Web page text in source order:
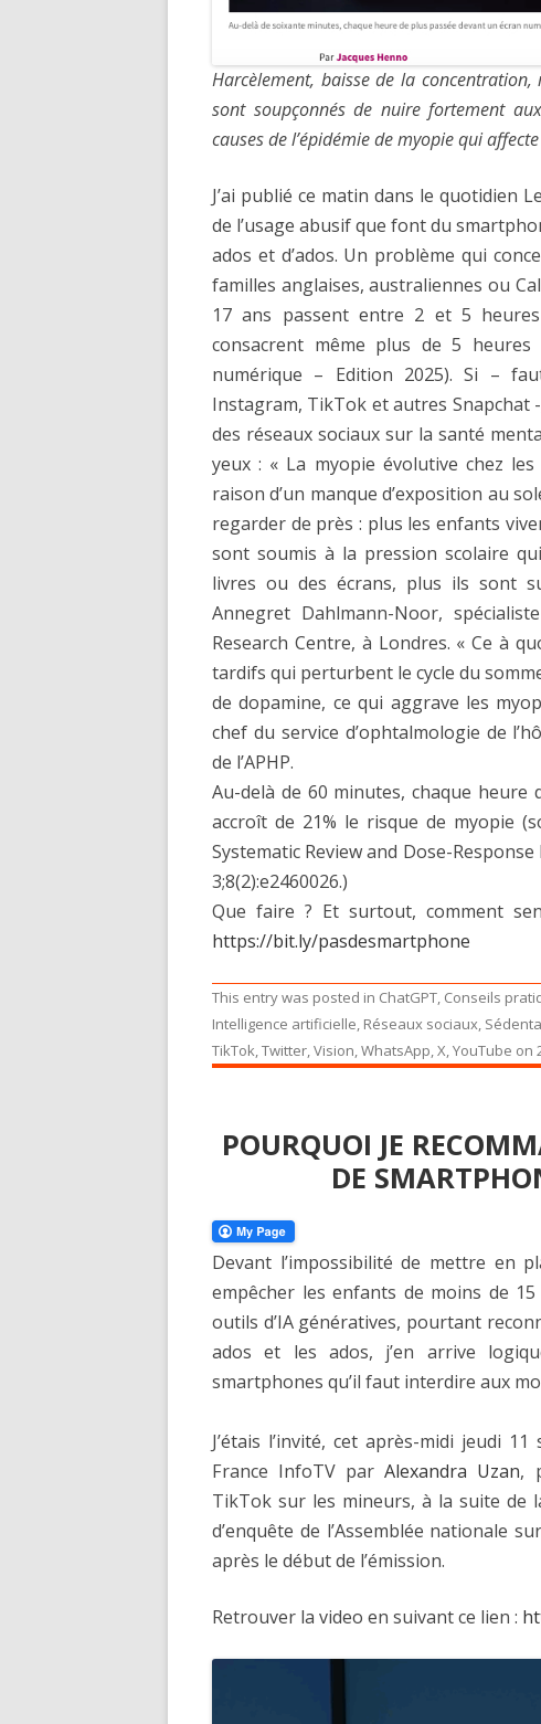
Harcèlement, baisse de la
sont soupçonnés de nuire fortement
causes de l’épidémie de myopie qui
J’ai publié ce matin dans le quotidien
de l’usage abusif que font du
ados et d’ados. Un problème qui
familles anglaises, australiennes ou
17 ans passent entre 2 et 5
consacrent même plus de 5
numérique – Edition 2025). Si –
Instagram, TikTok et autres Snapchat
des réseaux sociaux sur la santé
yeux : « La myopie évolutive chez
raison d’un manque d’exposition au
regarder de près : plus les enfants
sont soumis à la pression scolaire
livres ou des écrans, plus ils sont
Annegret Dahlmann-Noor,
Research Centre, à Londres. « Ce à
tardifs qui perturbent le cycle du
de dopamine, ce qui aggrave les
chef du service d’ophtalmologie de
de l’APHP.
Au-delà de 60 minutes, chaque
accroît de 21% le risque de myopie
Systematic Review and Dose-
3;8(2):e2460026.)
Que faire ? Et surtout, comment
https://bit.ly/pasdesmartphone
This entry was posted in ChatGPT, Conseils
Intelligence artificielle, Réseaux sociaux,
TikTok,Twitter,Vision,WhatsApp,X,YouTube on
POURQUOI JE
DE
Devant l’impossibilité de mettre en
empêcher les enfants de moins de
outils d’IA génératives, pourtant
ados et les ados, j’en arrive
smartphones qu’il faut interdire aux
J’étais l’invité, cet après-midi jeudi
France InfoTV parAlexandra Uzan,
TikTok sur les mineurs, à la suite de
d’enquête de l’Assemblée nationale
après le début de l’émission.
Retrouver la video en suivant ce lien :